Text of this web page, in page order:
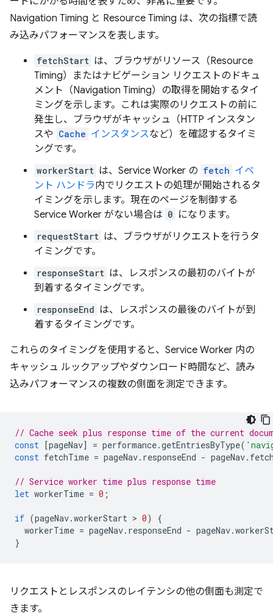
Navigation Timing と Resource Timing は、次の指標で読
み込みパフォーマンスを表します。
fetchStart は、ブラウザがリソース（Resource
Timing）またはナビゲーション リクエストのドキュ
メント（Navigation Timing）の取得を開始するタイ
ミングを示します。これは実際のリクエストの前に
発生し、ブラウザがキャッシュ（HTTP インスタン
スや Cache インスタンスなど）を確認するタイミ
ングです。
workerStart は、Service Worker の fetch イベ
ント ハンドラ内でリクエストの処理が開始されるタ
イミングを示します。現在のページを制御する
Service Worker がない場合は 0 になります。
requestStart は、ブラウザがリクエストを行うタ
イミングです。
responseStart は、レスポンスの最初のバイトが
到着するタイミングです。
responseEnd は、レスポンスの最後のバイトが到
着するタイミングです。
これらのタイミングを使用すると、Service Worker 内の
キャッシュ ルックアップやダウンロード時間など、読み
込みパフォーマンスの複数の側面を測定できます。
// Cache seek plus response time of the current
const
[pageNav] = performance.getEntriesByType(
const fetchTime = pageNav. responseEnd - pageNav.
// Service worker time plus response time
let workerTime = 0 ;
if (pageNav.workerStart > 0)
{
workerTime = pageNav. responseEnd - pageNav.
}
リクエストとレスポンスのレイテンシの他の側面も測定で
きます。